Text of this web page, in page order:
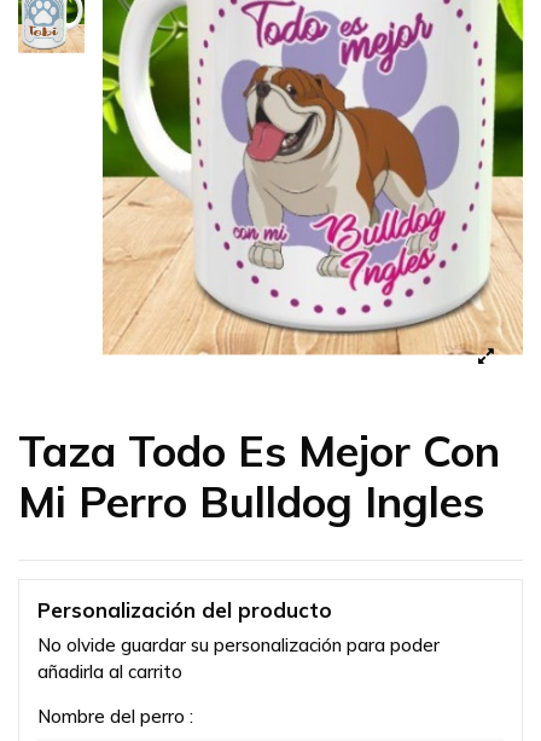
Taza Todo Es Mejor Con
Mi Perro Bulldog Ingles
Personalización del producto
No olvide guardar su personalización para poder
añadirla al carrito
Nombre del perro :